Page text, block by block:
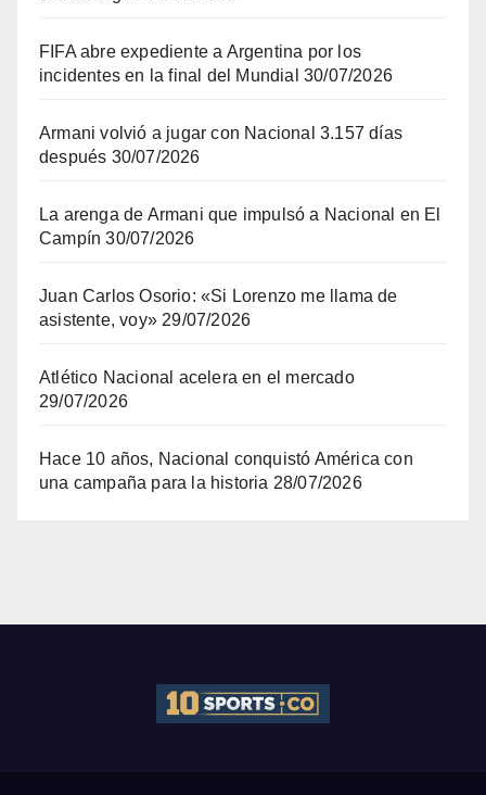
FIFA abre expediente a Argentina por los
incidentes en la final del Mundial 30/07/2026
Armani volvió a jugar con Nacional 3.157 días
después 30/07/2026
La arenga de Armani que impulsó a Nacional en El
Campín 30/07/2026
Juan Carlos Osorio: «Si Lorenzo me llama de
asistente, voy» 29/07/2026
Atlético Nacional acelera en el mercado
29/07/2026
Hace 10 años, Nacional conquistó América con
una campaña para la historia 28/07/2026